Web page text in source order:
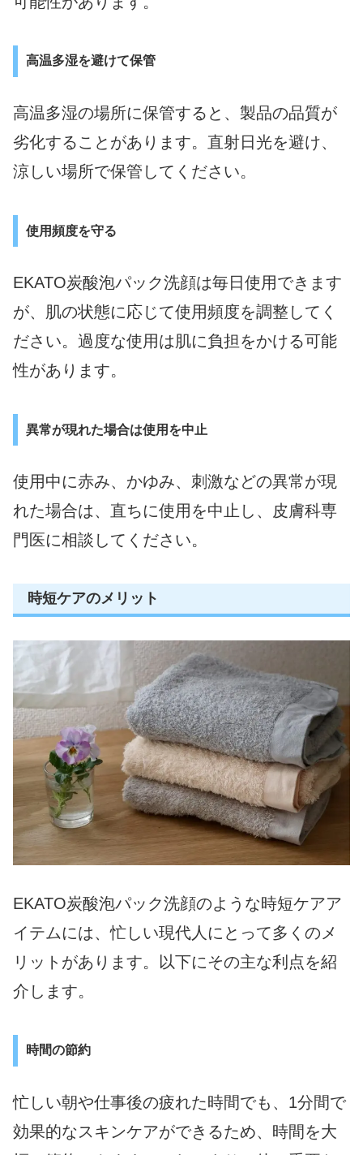
高温多湿を避けて保管
高温多湿の場所に保管すると、製品の品質が
劣化することがあります。直射日光を避け、
涼しい場所で保管してください。
使用頻度を守る
EKATO炭酸泡パック洗顔は毎日使用できます
が、肌の状態に応じて使用頻度を調整してく
ださい。過度な使用は肌に負担をかける可能
性があります。
異常が現れた場合は使用を中止
使用中に赤み、かゆみ、刺激などの異常が現
れた場合は、直ちに使用を中止し、皮膚科専
門医に相談してください。
時短ケアのメリット
EKATO炭酸泡パック洗顔のような時短ケアア
イテムには、忙しい現代人にとって多くのメ
リットがあります。以下にその主な利点を紹
介します。
時間の節約
忙しい朝や仕事後の疲れた時間でも、1分間で
効果的なスキンケアができるため、時間を大